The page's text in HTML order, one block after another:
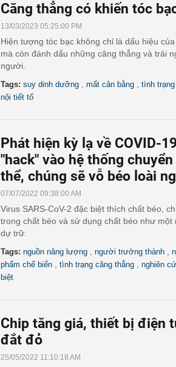
Căng thẳng có khiến tóc
13/03/2023 05:25:00 PM
Hiện tượng tóc bạc không chỉ là dấu hiệu
mà còn đánh dấu những căng thẳng và trải
người.
Tags: suy dinh dưỡng mất cân bằng tình
nội tiết tố
Phát hiện kỳ lạ về COVID-
"hack" vào hệ thống
thể, chúng sẽ vỗ béo loài
07/07/2022 09:38:00 AM
Virus SARS-CoV-2 đặc biệt thích chất béo,
trong chất béo và sử dụng chất béo như một
dự trữ.
Tags: nguồn năng lượng người trưởng thành
phẩm chế biến
tình trạng căng thẳng nghiên
biệt
Chip tăng giá, thiết bị điện
đắt đỏ
25/05/2022 11:10:18 AM